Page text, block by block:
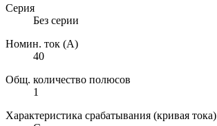
Серия
Без серии
Номин. ток (А)
40
Общ. количество полюсов
1
Характеристика срабатывания (кривая тока)